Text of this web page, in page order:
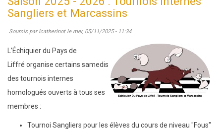
2026
Soirées
jeu
libre
le
vendredi
Sangliers et Marcassins
Soumis par lcatherinotle mer, 05/11/2025 - 11:34
L’Échiquier du Pays de
Liffré organise certains samedis
des tournois internes
homologués ouverts à tous ses
membres :
Tournoi Sangliers pour les élèves du cours de niveau "Fous"